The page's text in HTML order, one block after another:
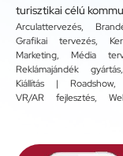
turisztikai célú
Arculattervezés,
Grafikai tervezés,
Marketing, Média
Reklámajándék gyártás
Kiállítás | Roadshow,
VR/AR fejlesztés,